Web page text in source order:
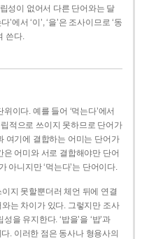
성이 없어서 다른 단어와는 달
에서 ‘이’, ‘을’은 조사이므로 ‘동
쓴다.
이다. 예를 들어 ‘먹는다’에서
립적으로 쓰이지 못하므로 단어가
여기에 결합하는 어미는 단어가
어미와 서로 결합해야만 단어
아니지만 ‘먹는다’는 단어이다.
지 못할뿐더러 체언 뒤에 연결
는 차이가 있다. 그렇지만 조사
을 유지한다. ‘밥을’을 ‘밥’과
다. 이러한 점은 동사나 형용사의